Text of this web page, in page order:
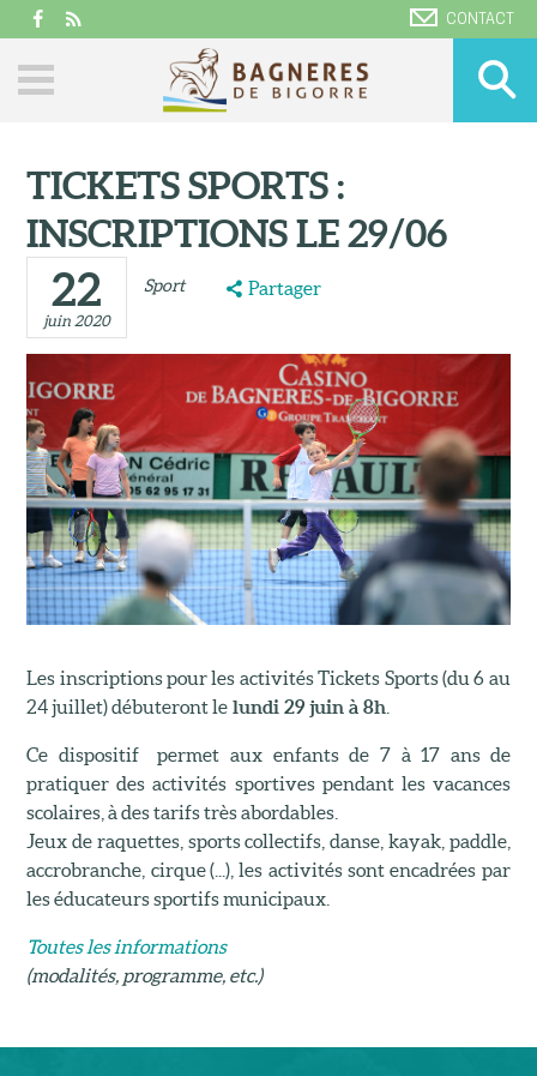
CONTACT
TICKETS SPORTS :
INSCRIPTIONS LE 29/06
22
juin 2020
Sport Partager
Les inscriptions pour les activités Tickets Sports (du 6 au
24 juillet) débuteront le lundi 29 juin à 8h
Ce dispositif permet aux enfants de 7 à 17 ans de
pratiquer des activités sportives pendant les vacances
scolaires, à des tarifs très abordables.
Jeux de raquettes, sports collectifs, danse, kayak, paddle,
accrobranche, cirque (...), les activités sont encadrées par
les éducateurs sportifs municipaux.
Toutes les informations
(modalités, programme, etc.)